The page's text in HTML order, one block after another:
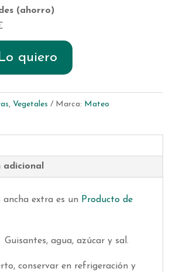
(ahorro)
quiero
, Vegetales Marca: Mateo
adicional
ancha extra es un Producto de
agua, azúcar y sal.
conservar en refrigeración y